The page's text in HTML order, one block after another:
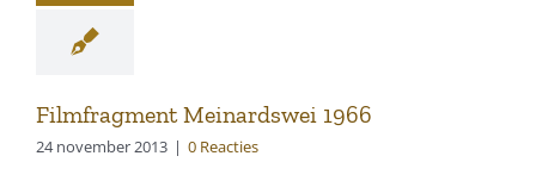
Filmfragment Meinardswei 1966
24 november 2013 | 0 Reacties